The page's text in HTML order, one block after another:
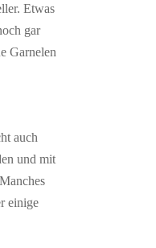
Etwas
gar
Garnelen
auch
und mit
einige